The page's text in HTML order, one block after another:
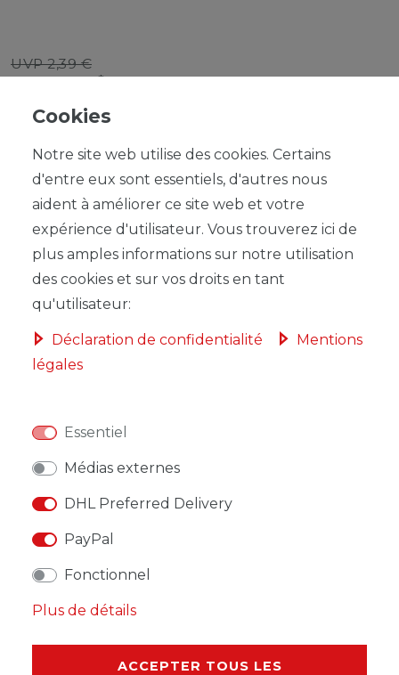
UVP 2,39 €
*
Contenu1
DANS LE PANIER
* avec TVA horsFrais de livraison
AUTRES DÉTAILS
RESPONSABLE DE L'UE
Cookies
Notre site web utilise des cookies. Certains
d'entre eux sont essentiels, d'autres nous
aident à améliorer ce site web et votre
expérience d'utilisateur. Vous trouverez ici de
plus amples informations sur notre utilisation
des cookies et sur vos droits en tant
qu'utilisateur:
Déclaration de confidentialité
Mentions
légales
Essentiel
Médias externes
DHL Preferred Delivery
PayPal
Fonctionnel
Plus de détails
ACCEPTER TOUS LES